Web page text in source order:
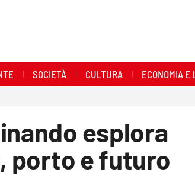
SOCIETÀ CULTURA ECONOMIA E
esplora
porto e futuro